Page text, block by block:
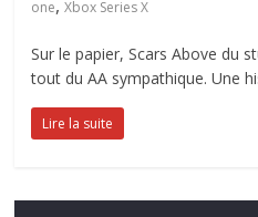
one,Xbox Series X
Sur le papier, Scars Above du
tout du AA sympathique. Une
Lire la suite